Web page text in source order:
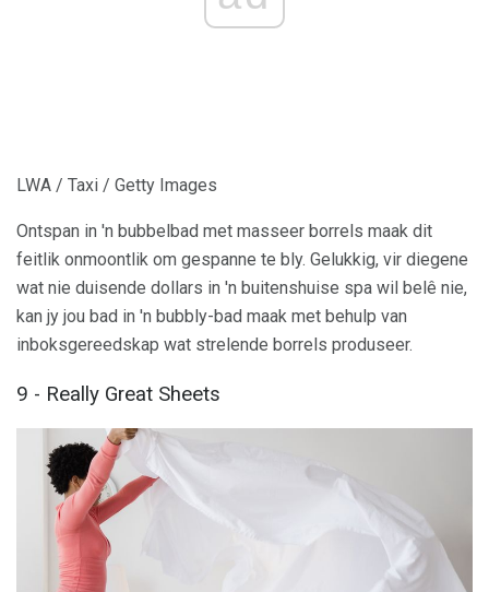
LWA / Taxi / Getty Images
Ontspan in 'n bubbelbad met masseer borrels maak dit
feitlik onmoontlik om gespanne te bly. Gelukkig, vir diegene
wat nie duisende dollars in 'n buitenshuise spa wil belê nie,
kan jy jou bad in 'n bubbly-bad maak met behulp van
inboksgereedskap wat strelende borrels produseer.
9 - Really Great Sheets